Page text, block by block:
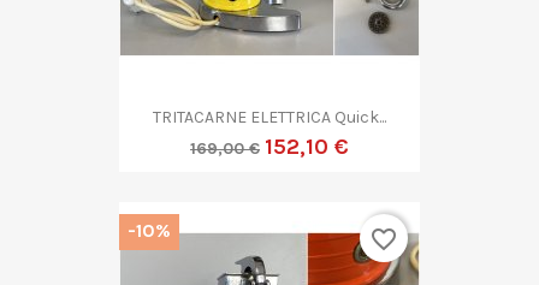
TRITACARNE ELETTRICA Quick...
169,00 € 152,10 €
-10% favorite_border